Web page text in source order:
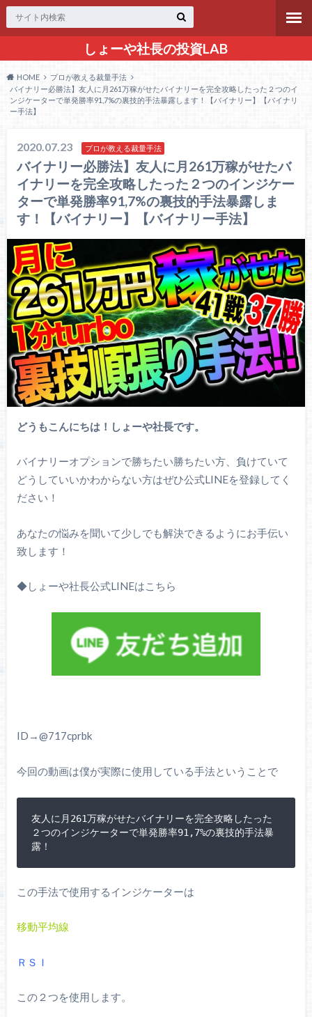
しょーや社長の投資LAB
HOME
プロが教える裁量手法
バイナリー必勝法】友人に月261万稼がせたバイナリーを完全攻略したった２つのイ
ンジケーターで単発勝率91,7%の裏技的手法暴露します！【バイナリー】【バイナリ
ー手法】
2020.07.23 プロが教える裁量手法
バイナリー必勝法】友人に月261万稼がせたバ
イナリーを完全攻略したった２つのインジケー
ターで単発勝率91,7%の裏技的手法暴露しま
す！【バイナリー】【バイナリー手法】
どうもこんにちは！しょーや社長です。
バイナリーオプションで勝ちたい勝ちたい方、負けていて
どうしていいかわからない方はぜひ公式LINEを登録してく
ださい！
あなたの悩みを聞いて少しでも解決できるようにお手伝い
致します！
◆しょーや社長公式LINEはこちら
ID→@717cprbk
今回の動画は僕が実際に使用している手法ということで
友人に月261万稼がせたバイナリーを完全攻略したった
２つのインジケーターで単発勝率91,7%の裏技的手法暴
露！
この手法で使用するインジケーターは
移動平均線
ＲＳＩ
この２つを使用します。